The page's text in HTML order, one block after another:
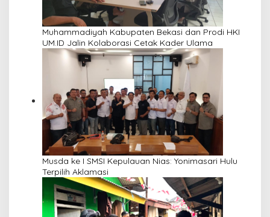
Muhammadiyah Kabupaten Bekasi dan Prodi HKI
UM.ID Jalin Kolaborasi Cetak Kader Ulama
Musda ke I SMSI Kepulauan Nias: Yonimasari Hulu
Terpilih Aklamasi